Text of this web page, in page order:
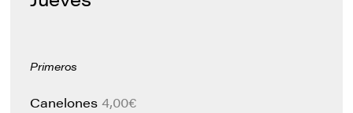
Primeros
Canelones4,00€